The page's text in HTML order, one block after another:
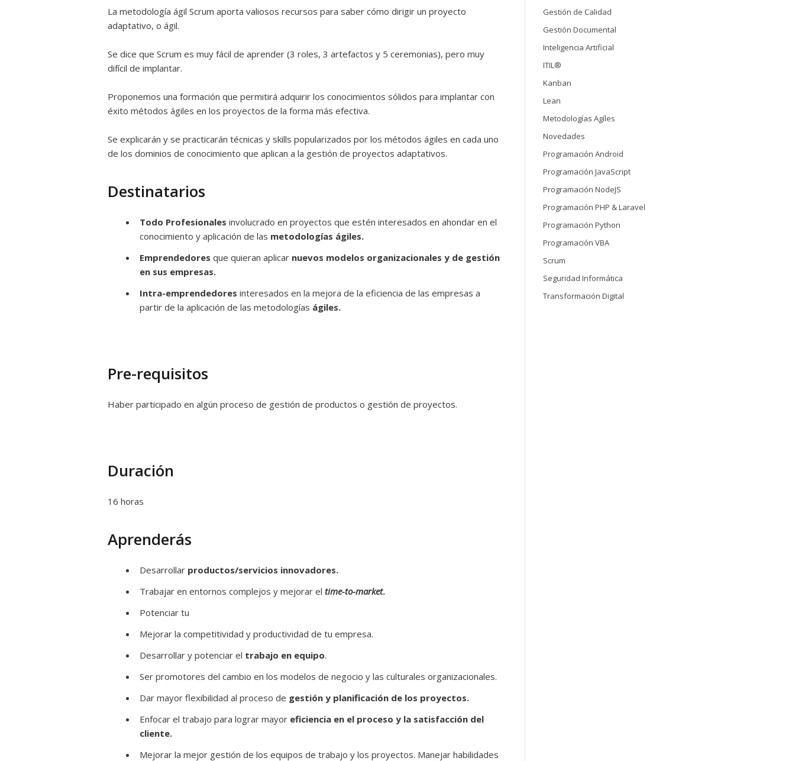
La metodología ágil Scrum aporta valiosos recursos para saber cómo dirigir un proyecto
adaptativo, o ágil.
Se dice que Scrum es muy fácil de aprender (3 roles, 3 artefactos y 5 ceremonias), pero muy
difícil de implantar.
Proponemos una formación que permitirá adquirir los conocimientos sólidos para implantar con
éxito métodos ágiles en los proyectos de la forma más efectiva.
Se explicarán y se practicarán técnicas y skills popularizados por los métodos ágiles en cada uno
de los dominios de conocimiento que aplican a la gestión de proyectos adaptativos.
Destinatarios
Todo Profesionales involucrado en proyectos que estén interesados en ahondar en el
conocimiento y aplicación de las metodologías ágiles.
Emprendedores que quieran aplicar nuevos modelos organizacionales y de gestión
en sus empresas.
Intra-emprendedores interesados en la mejora de la eficiencia de las empresas a
partir de la aplicación de las metodologías ágiles.
Pre-requisitos
Haber participado en algún proceso de gestión de productos o gestión de proyectos.
Duración
16 horas
Aprenderás
Desarrollar productos/servicios innovadores.
Trabajar en entornos complejos y mejorar el time-to-market.
Potenciar tu
Mejorar la competitividad y productividad de tu empresa.
Desarrollar y potenciar el trabajo en equipo.
Ser promotores del cambio en los modelos de negocio y las culturales organizacionales.
Dar mayor flexibilidad al proceso de gestión y planificación de los proyectos.
Enfocar el trabajo para lograr mayor eficiencia en el proceso y la satisfacción del
cliente.
Mejorar la mejor gestión de los equipos de trabajo y los proyectos. Manejar habilidades
Gestión de Calidad
Gestión Documental
Inteligencia Artificial
ITIL®
Kanban
Lean
Metodologías Agíles
Novedades
Programación Android
Programación JavaScript
Programación NodeJS
Programación PHP & Laravel
Programación Python
Programación VBA
Scrum
Seguridad Informática
Transformación Digital